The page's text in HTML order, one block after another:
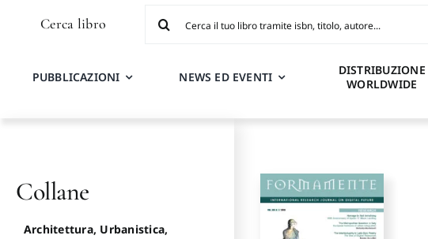
Cerca libro
per:
PUBBLICAZIONI NEWS ED EVENTI
DISTRIBUZIONE
WORLDWIDE
Collane
Architettura, Urbanistica,